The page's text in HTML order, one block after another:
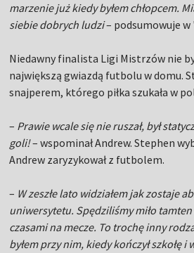
marzenie już kiedy byłem chłopcem.
siebie dobrych ludzi– podsumowuje w
Niedawny finalista Ligi Mistrzów nie
największą gwiazdą futbolu w domu.
snajperem, którego piłka szukała w
– Prawie wcale się nie ruszał, był
goli!– wspominał Andrew. Stephen
Andrew zaryzykował z futbolem.
– W zeszłe lato widziałem jak zostaje
uniwersytetu. Spędziliśmy miło
czasami na mecze. To trochę inny
byłem przy nim, kiedy kończył szkołę